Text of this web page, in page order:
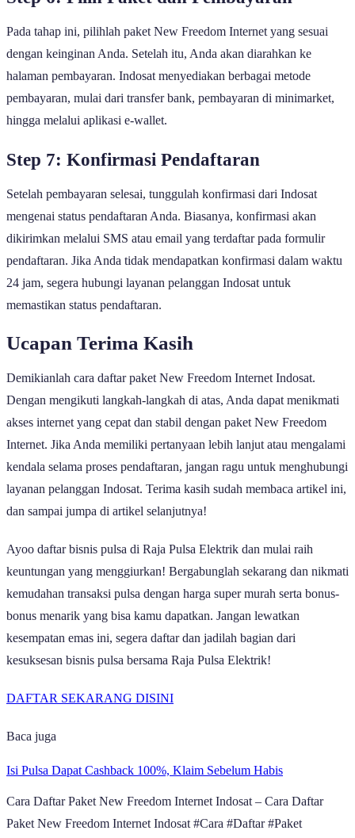
Pada tahap ini, pilihlah paket New Freedom Internet yang sesuai
dengan keinginan Anda. Setelah itu, Anda akan diarahkan ke
halaman pembayaran. Indosat menyediakan berbagai metode
pembayaran, mulai dari transfer bank, pembayaran di minimarket,
hingga melalui aplikasi e-wallet.
Step 7: Konfirmasi Pendaftaran
Setelah pembayaran selesai, tunggulah konfirmasi dari Indosat
mengenai status pendaftaran Anda. Biasanya, konfirmasi akan
dikirimkan melalui SMS atau email yang terdaftar pada formulir
pendaftaran. Jika Anda tidak mendapatkan konfirmasi dalam waktu
24 jam, segera hubungi layanan pelanggan Indosat untuk
memastikan status pendaftaran.
Ucapan Terima Kasih
Demikianlah cara daftar paket New Freedom Internet Indosat.
Dengan mengikuti langkah-langkah di atas, Anda dapat menikmati
akses internet yang cepat dan stabil dengan paket New Freedom
Internet. Jika Anda memiliki pertanyaan lebih lanjut atau mengalami
kendala selama proses pendaftaran, jangan ragu untuk menghubungi
layanan pelanggan Indosat. Terima kasih sudah membaca artikel ini,
dan sampai jumpa di artikel selanjutnya!
Ayoo daftar bisnis pulsa di Raja Pulsa Elektrik dan mulai raih
keuntungan yang menggiurkan! Bergabunglah sekarang dan nikmati
kemudahan transaksi pulsa dengan harga super murah serta bonus-
bonus menarik yang bisa kamu dapatkan. Jangan lewatkan
kesempatan emas ini, segera daftar dan jadilah bagian dari
kesuksesan bisnis pulsa bersama Raja Pulsa Elektrik!
DAFTAR SEKARANG DISINI
Baca juga
Isi Pulsa Dapat Cashback 100%, Klaim Sebelum Habis
Cara Daftar Paket New Freedom Internet Indosat – Cara Daftar
Paket New Freedom Internet Indosat #Cara #Daftar #Paket